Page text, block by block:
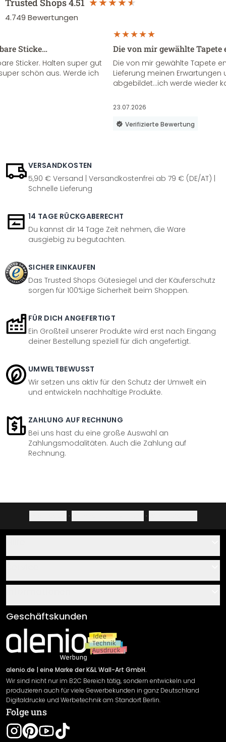
Trusted Shops4.51
4.749 Bewertungen
Sticke…
Sticker. Halten super gut
schön aus. Werde ich
Die von mir gewählte
Die von mir gewählte Tapete
Lieferung meinen Erwartungen
abgebildet...ich werde wieder
23.07.2026
Verifizierte Bewertung
VERSANDKOSTEN
5,90 € Versand | Versandkostenfrei ab 79 € (DE/AT) |
Schnelle Lieferung
14 TAGE RÜCKGABERECHT
Du kannst dir 14 Tage Zeit nehmen, die Ware
ausgiebig zu begutachten.
SICHER EINKAUFEN
Das Trusted Shops Gütesiegel und der Käuferschutz
sorgen für 100%ige Sicherheit beim Shoppen.
FÜR DICH ANGEFERTIGT
Ein Großteil unserer Produkte wird erst nach Eingang
deiner Bestellung speziell für dich angefertigt.
UMWELTBEWUSST
Wir setzen uns aktiv für den Schutz der Umwelt ein
und entwickeln nachhaltige Produkte.
ZAHLUNG AUF RECHNUNG
Bei uns hast du eine große Auswahl an
Zahlungsmodalitäten. Auch die Zahlung auf
Rechnung.
· ·
Über uns
Klebe- und Montageanleitungen
Newsletter An-/Abmeldung
Sendungsverfolgung
AGB
Impressum
Versand & Zahlung
Rücksendung
Widerrufsrecht
Datenschutzerklärung
Gewährleistung
Leistungserklärung / CE-Zeichen
Geschäftskunden
alenio.de | eine Marke der K&L Wall-Art GmbH.
Wir sind nicht nur im B2C Bereich tätig, sondern entwickeln und
produzieren auch für viele Gewerbekunden in ganz Deutschland
Digitaldrucke und Werbetechnik am Standort Berlin.
Folge uns